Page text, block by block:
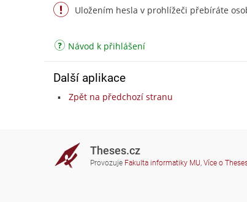
Uložením hesla v prohlížeči přebíráte
Návod k přihlášení
Další aplikace
Zpět na předchozí stranu
Theses.cz
Provozuje Fakulta informatiky MU, Více o